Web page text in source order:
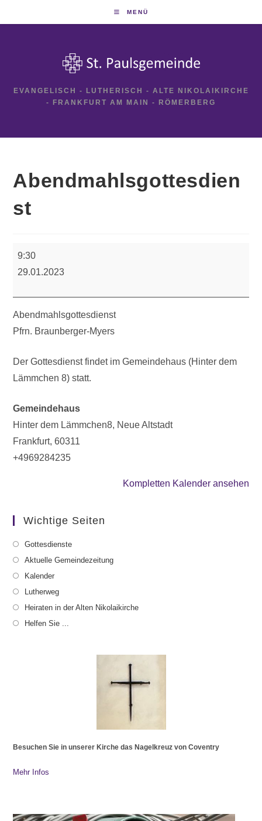
MENÜ
EVANGELISCH - LUTHERISCH - ALTE NIKOLAIKIRCHE
- FRANKFURT AM MAIN - RÖMERBERG
Abendmahlsgottesdien
st
9:30
29.01.2023
Abendmahlsgottesdienst
Pfrn. Braunberger-Myers
Der Gottesdienst findet im Gemeindehaus (Hinter dem
Lämmchen 8) statt.
Gemeindehaus
Hinter dem Lämmchen8 Neue Altstadt
Frankfurt,60311
+4969284235
Kompletten Kalender ansehen
Wichtige Seiten
Gottesdienste
Aktuelle Gemeindezeitung
Kalender
Lutherweg
Heiraten in der Alten Nikolaikirche
Helfen Sie ...
Besuchen Sie in unserer Kirche das Nagelkreuz von Coventry
Mehr Infos